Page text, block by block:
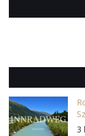
3